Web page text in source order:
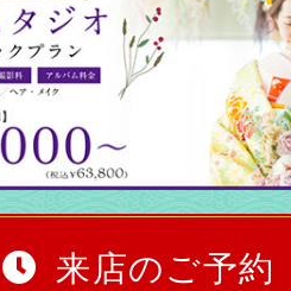
来店のご予約